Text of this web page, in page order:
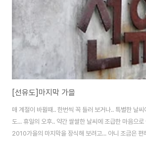
[선유도]마지막 가을
매 계절이 바뀔때.. 한번씩 꼭 들러 보거나.. 특별한 날
도... 휴일의 오후.. 약간 쌀쌀한 날씨에 조급한 마음으
2010가을의 마지막을 장식해 보려고... 아니 조금은 편